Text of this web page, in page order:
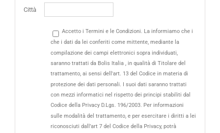
Città
Accetto i Termini e le Condizioni. La informiamo che i
che i dati da lei conferiti come mittente, mediante la
compilazione dei campi elettronici sopra individuati,
saranno trattati da Bolis Italia , in qualità di Titolare del
trattamento, ai sensi dell'art. 13 del Codice in materia di
protezione dei dati personali. I suoi dati saranno trattati
con mezzi informatici nel rispetto dei principi stabiliti dal
Codice della Privacy D.Lgs. 196/2003. Per informazioni
sulle modalità del trattamento, e per esercitare i diritti a lei
riconosciuti dall’art 7 del Codice della Privacy, potrà